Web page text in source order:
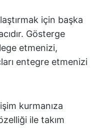
için başka
Gösterge
etmenizi,
entegre etmenizi
kurmanıza
ile takım